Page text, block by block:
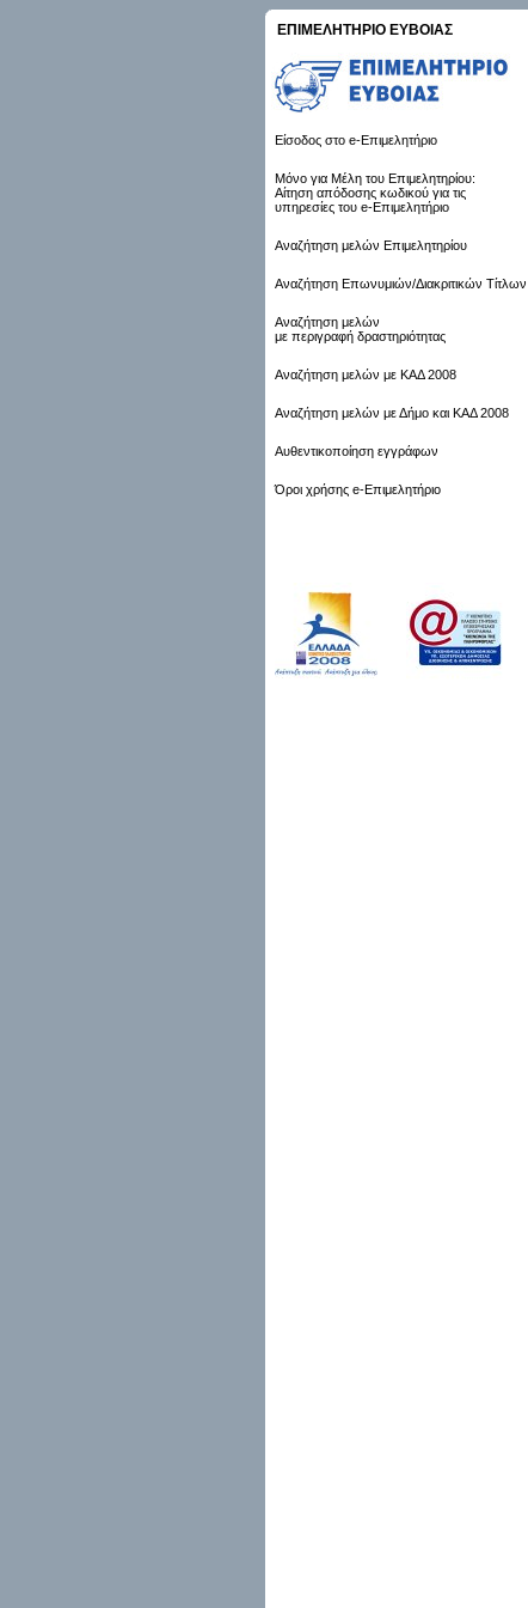
ΕΠΙΜΕΛΗΤΗΡΙΟ ΕΥΒΟΙΑΣ
Είσοδος στο e-Επιμελητήριο
Μόνο για Μέλη του Επιμελητηρίου:
Αίτηση απόδοσης κωδικού για τις
υπηρεσίες του e-Επιμελητήριο
Αναζήτηση μελών Επιμελητηρίου
Αναζήτηση Επωνυμιών/Διακριτικών Τίτλων
Αναζήτηση μελών
με περιγραφή δραστηριότητας
Αναζήτηση μελών με ΚΑΔ 2008
Αναζήτηση μελών με Δήμο και ΚΑΔ 2008
Αυθεντικοποίηση εγγράφων
Όροι χρήσης e-Επιμελητήριο